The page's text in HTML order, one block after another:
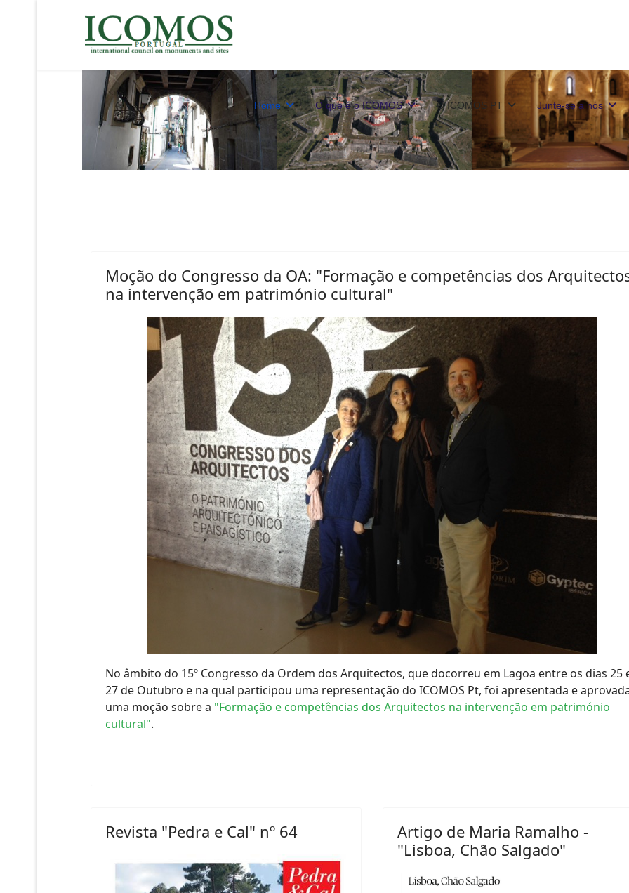
Home O que é o ICOMOS O ICOMOS PT Junte-se a nós
Moção do Congresso da OA: "Formação e competências dos
na intervenção em património cultural"
No âmbito do 15º Congresso da Ordem dos Arquitectos, que docorreu em Lagoa entre os dias 25
27 de Outubro e na qual participou uma representação do ICOMOS Pt, foi apresentada e
uma moção sobre a "Formação e competências dos Arquitectos na intervenção em património
cultural".
Revista "Pedra e Cal" nº 64
Artigo de Maria Ramalho -
"Lisboa, Chão Salgado"